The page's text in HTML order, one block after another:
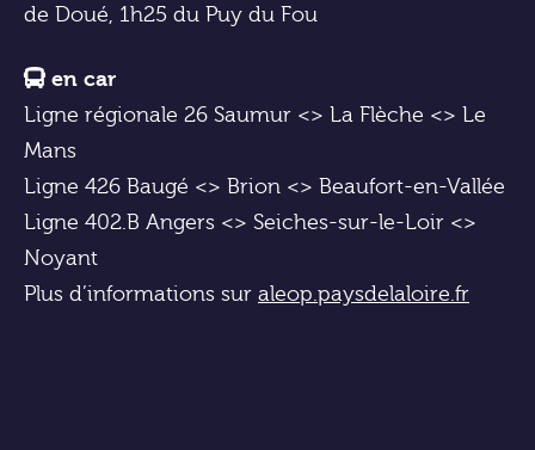
de Doué, 1h25 du Puy du Fou
en car
Ligne régionale 26 Saumur <> La Flèche <> Le
Mans
Ligne 426 Baugé <> Brion <> Beaufort-en-Vallée
Ligne 402.B Angers <> Seiches-sur-le-Loir <>
Noyant
Plus d’informations sur aleop.paysdelaloire.fr